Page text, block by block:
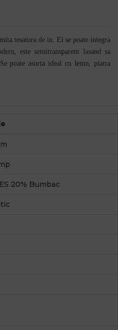
tesatura de in. El se poate integra
este semitransparent lasand sa
poate asorta ideal cu lemn, piatra
20% Bumbac